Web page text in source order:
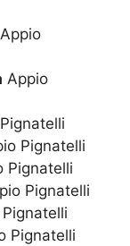
Appio
Appio
Pignatelli
Pignatelli
Pignatelli
Pignatelli